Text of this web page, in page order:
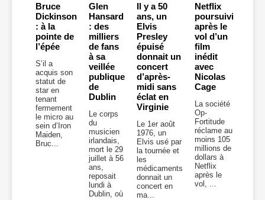
Bruce
Dickinson
: à la
pointe de
l’épée
S’il a
acquis son
statut de
star en
tenant
fermement
le micro au
sein d’Iron
Maiden,
Bruc...
Glen
Hansard
: des
milliers
de fans
à sa
veillée
publique
de
Dublin
Le corps
du
musicien
irlandais,
mort le 29
juillet à 56
ans,
reposait
lundi à
Dublin, où
Il y a 50
ans, un
Elvis
Presley
épuisé
donnait un
concert
d’après-
midi sans
éclat en
Virginie
Le 1er août
1976, un
Elvis usé par
la tournée et
les
médicaments
donnait un
concert en
ma...
Netflix
poursuivi
après le
vol d’un
film
inédit
avec
Nicolas
Cage
La société
Op-
Fortitude
réclame au
moins 105
millions de
dollars à
Netflix
après le
vol, ...